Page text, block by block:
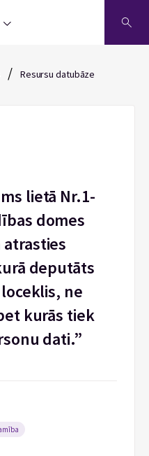
/ Resursu datubāze
lietā Nr.1-
domes
deputāts
ne
kurās tiek
dati.”